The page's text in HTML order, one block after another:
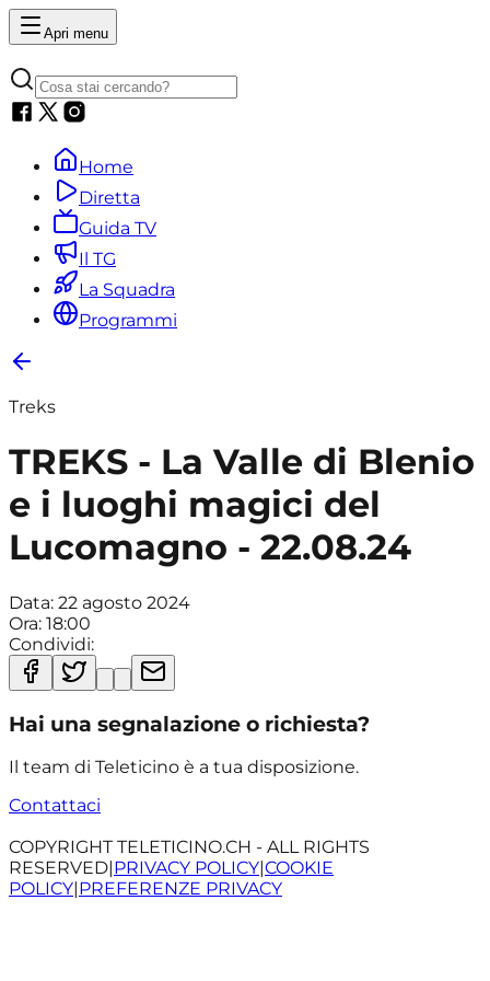
Apri menu
Home
Diretta
Guida TV
Il TG
La Squadra
Programmi
Treks
TREKS - La Valle di Blenio
e i luoghi magici del
Lucomagno - 22.08.24
Data: 22 agosto 2024
Ora: 18:00
Condividi:
Hai una segnalazione o richiesta?
Il team di Teleticino è a tua disposizione.
Contattaci
COPYRIGHT TELETICINO.CH - ALL RIGHTS
RESERVED|PRIVACY POLICY|COOKIE
POLICY|PREFERENZE PRIVACY